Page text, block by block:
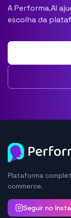
A Performa.AI
escolha da
Plataforma
commerce.
Seguir no